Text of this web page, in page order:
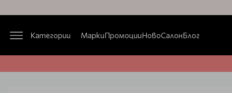
Категории МаркиПромоцииНовоСалонБлог